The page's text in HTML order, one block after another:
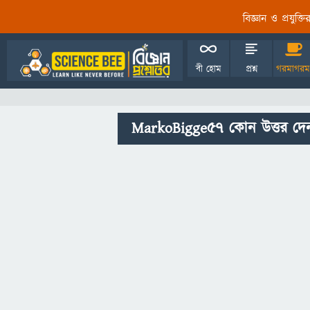
বিজ্ঞান ও
বী হোম প্রশ্ন
MarkoBigge57 কোন উত্তর